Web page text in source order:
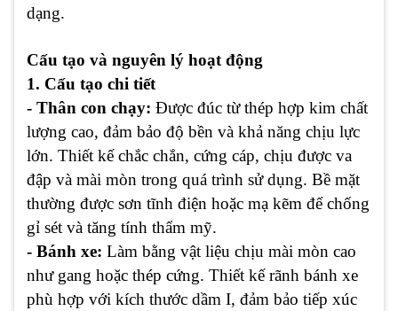
dạng.
Cấu tạo và nguyên lý hoạt động
1. Cấu tạo chi tiết
- Thân con chạy: Được đúc từ thép hợp kim chất
lượng cao, đảm bảo độ bền và khả năng chịu lực
lớn. Thiết kế chắc chắn, cứng cáp, chịu được va
đập và mài mòn trong quá trình sử dụng. Bề mặt
thường được sơn tĩnh điện hoặc mạ kẽm để chống
gỉ sét và tăng tính thẩm mỹ.
- Bánh xe: Làm bằng vật liệu chịu mài mòn cao
như gang hoặc thép cứng. Thiết kế rãnh bánh xe
phù hợp với kích thước dầm I, đảm bảo tiếp xúc